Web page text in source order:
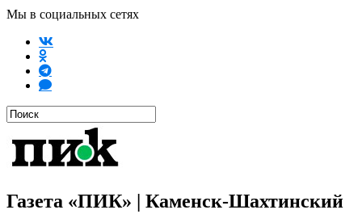
Мы в социальных сетях
Газета «ПИК» | Каменск-Шахтинский